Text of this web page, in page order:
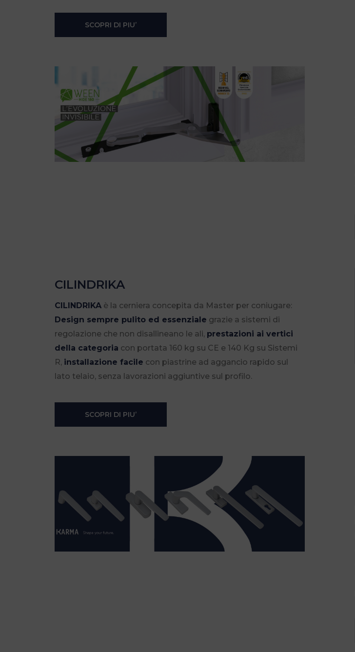
SCOPRI DI PIU’
CILINDRIKA
CILINDRIKA è la cerniera concepita da Master per coniugare:
Design sempre pulito ed essenziale grazie a sistemi di
regolazione che non disallineano le ali, prestazioni ai vertici
della categoria con portata 160 kg su CE e 140 Kg su Sistemi
R, installazione facile con piastrine ad aggancio rapido sul
lato telaio, senza lavorazioni aggiuntive sul profilo.
SCOPRI DI PIU’